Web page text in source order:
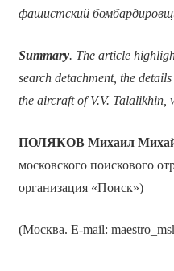
фашистский
Summary. The article
search detachment, the
the aircraft of V.V. Talalikhin,
ПОЛЯКОВ Михаил
московского поискового
организация «Поиск»)
(Москва. E-mail: